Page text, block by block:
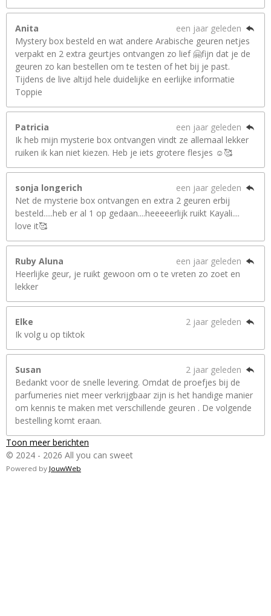
Anita
een jaar geleden
Mystery box besteld en wat andere Arabische geuren netjes
verpakt en 2 extra geurtjes ontvangen zo lief 🤗fijn dat je de
geuren zo kan bestellen om te testen of het bij je past.
Tijdens de live altijd hele duidelijke en eerlijke informatie
Toppie
Patricia
een jaar geleden
Ik heb mijn mysterie box ontvangen vindt ze allemaal lekker
ruiken ik kan niet kiezen. Heb je iets grotere flesjes ☺️🥰
sonja longerich
een jaar geleden
Net de mysterie box ontvangen en extra 2 geuren erbij
besteld.....heb er al 1 op gedaan....heeeeerlijk ruikt Kayali....
love it🥰
Ruby Aluna
een jaar geleden
Heerlijke geur, je ruikt gewoon om o te vreten zo zoet en
lekker
Elke
2 jaar geleden
Ik volg u op tiktok
Susan
2 jaar geleden
Bedankt voor de snelle levering. Omdat de proefjes bij de
parfumeries niet meer verkrijgbaar zijn is het handige manier
om kennis te maken met verschillende geuren . De volgende
bestelling komt eraan.
Toon meer berichten
© 2024 - 2026 All you can sweet
Powered by JouwWeb